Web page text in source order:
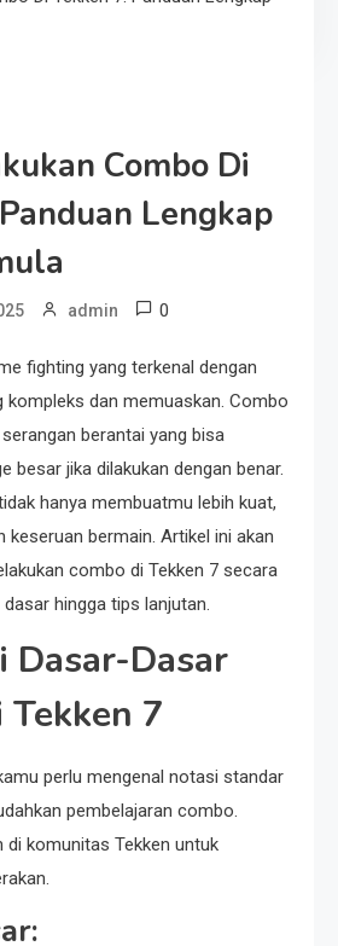
Combo Di
Lengkap
admin 0
fighting yang terkenal dengan
dan memuaskan. Combo
berantai yang bisa
besar jika dilakukan dengan benar.
hanya membuatmu lebih kuat,
keseruan bermain. Artikel ini akan
combo di Tekken 7 secara
hingga tips lanjutan.
Dasar-Dasar
Tekken 7
perlu mengenal notasi standar
pembelajaran combo.
di komunitas Tekken untuk